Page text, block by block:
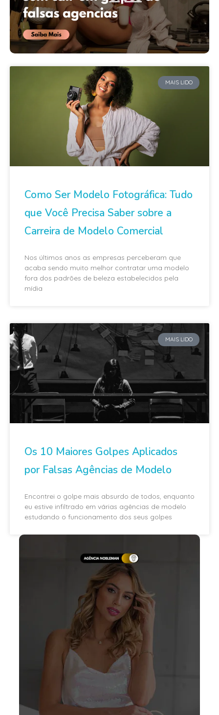
MAIS LIDO
Como Ser Modelo Fotográfica: Tudo
que Você Precisa Saber sobre a
Carreira de Modelo Comercial
Nos últimos anos as empresas perceberam que
acaba sendo muito melhor contratar uma modelo
fora dos padrões de beleza estabelecidos pela
mídia
MAIS LIDO
Os 10 Maiores Golpes Aplicados
por Falsas Agências de Modelo
Encontrei o golpe mais absurdo de todos, enquanto
eu estive infiltrado em várias agências de modelo
estudando o funcionamento dos seus golpes